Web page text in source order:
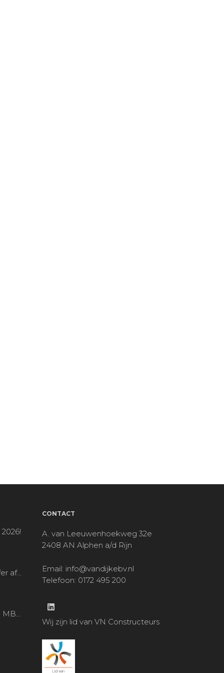
Noah Schaeffer afgestudeerd!
CONTACT
A. van Leeuwenhoekweg 32e
2408 AN Alphen a/d Rijn
Email: info@vandijkebv.nl
Telefoon: 0172 495 200
Wij zijn lid van VN Constructeurs